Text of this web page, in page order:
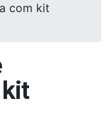
com kit